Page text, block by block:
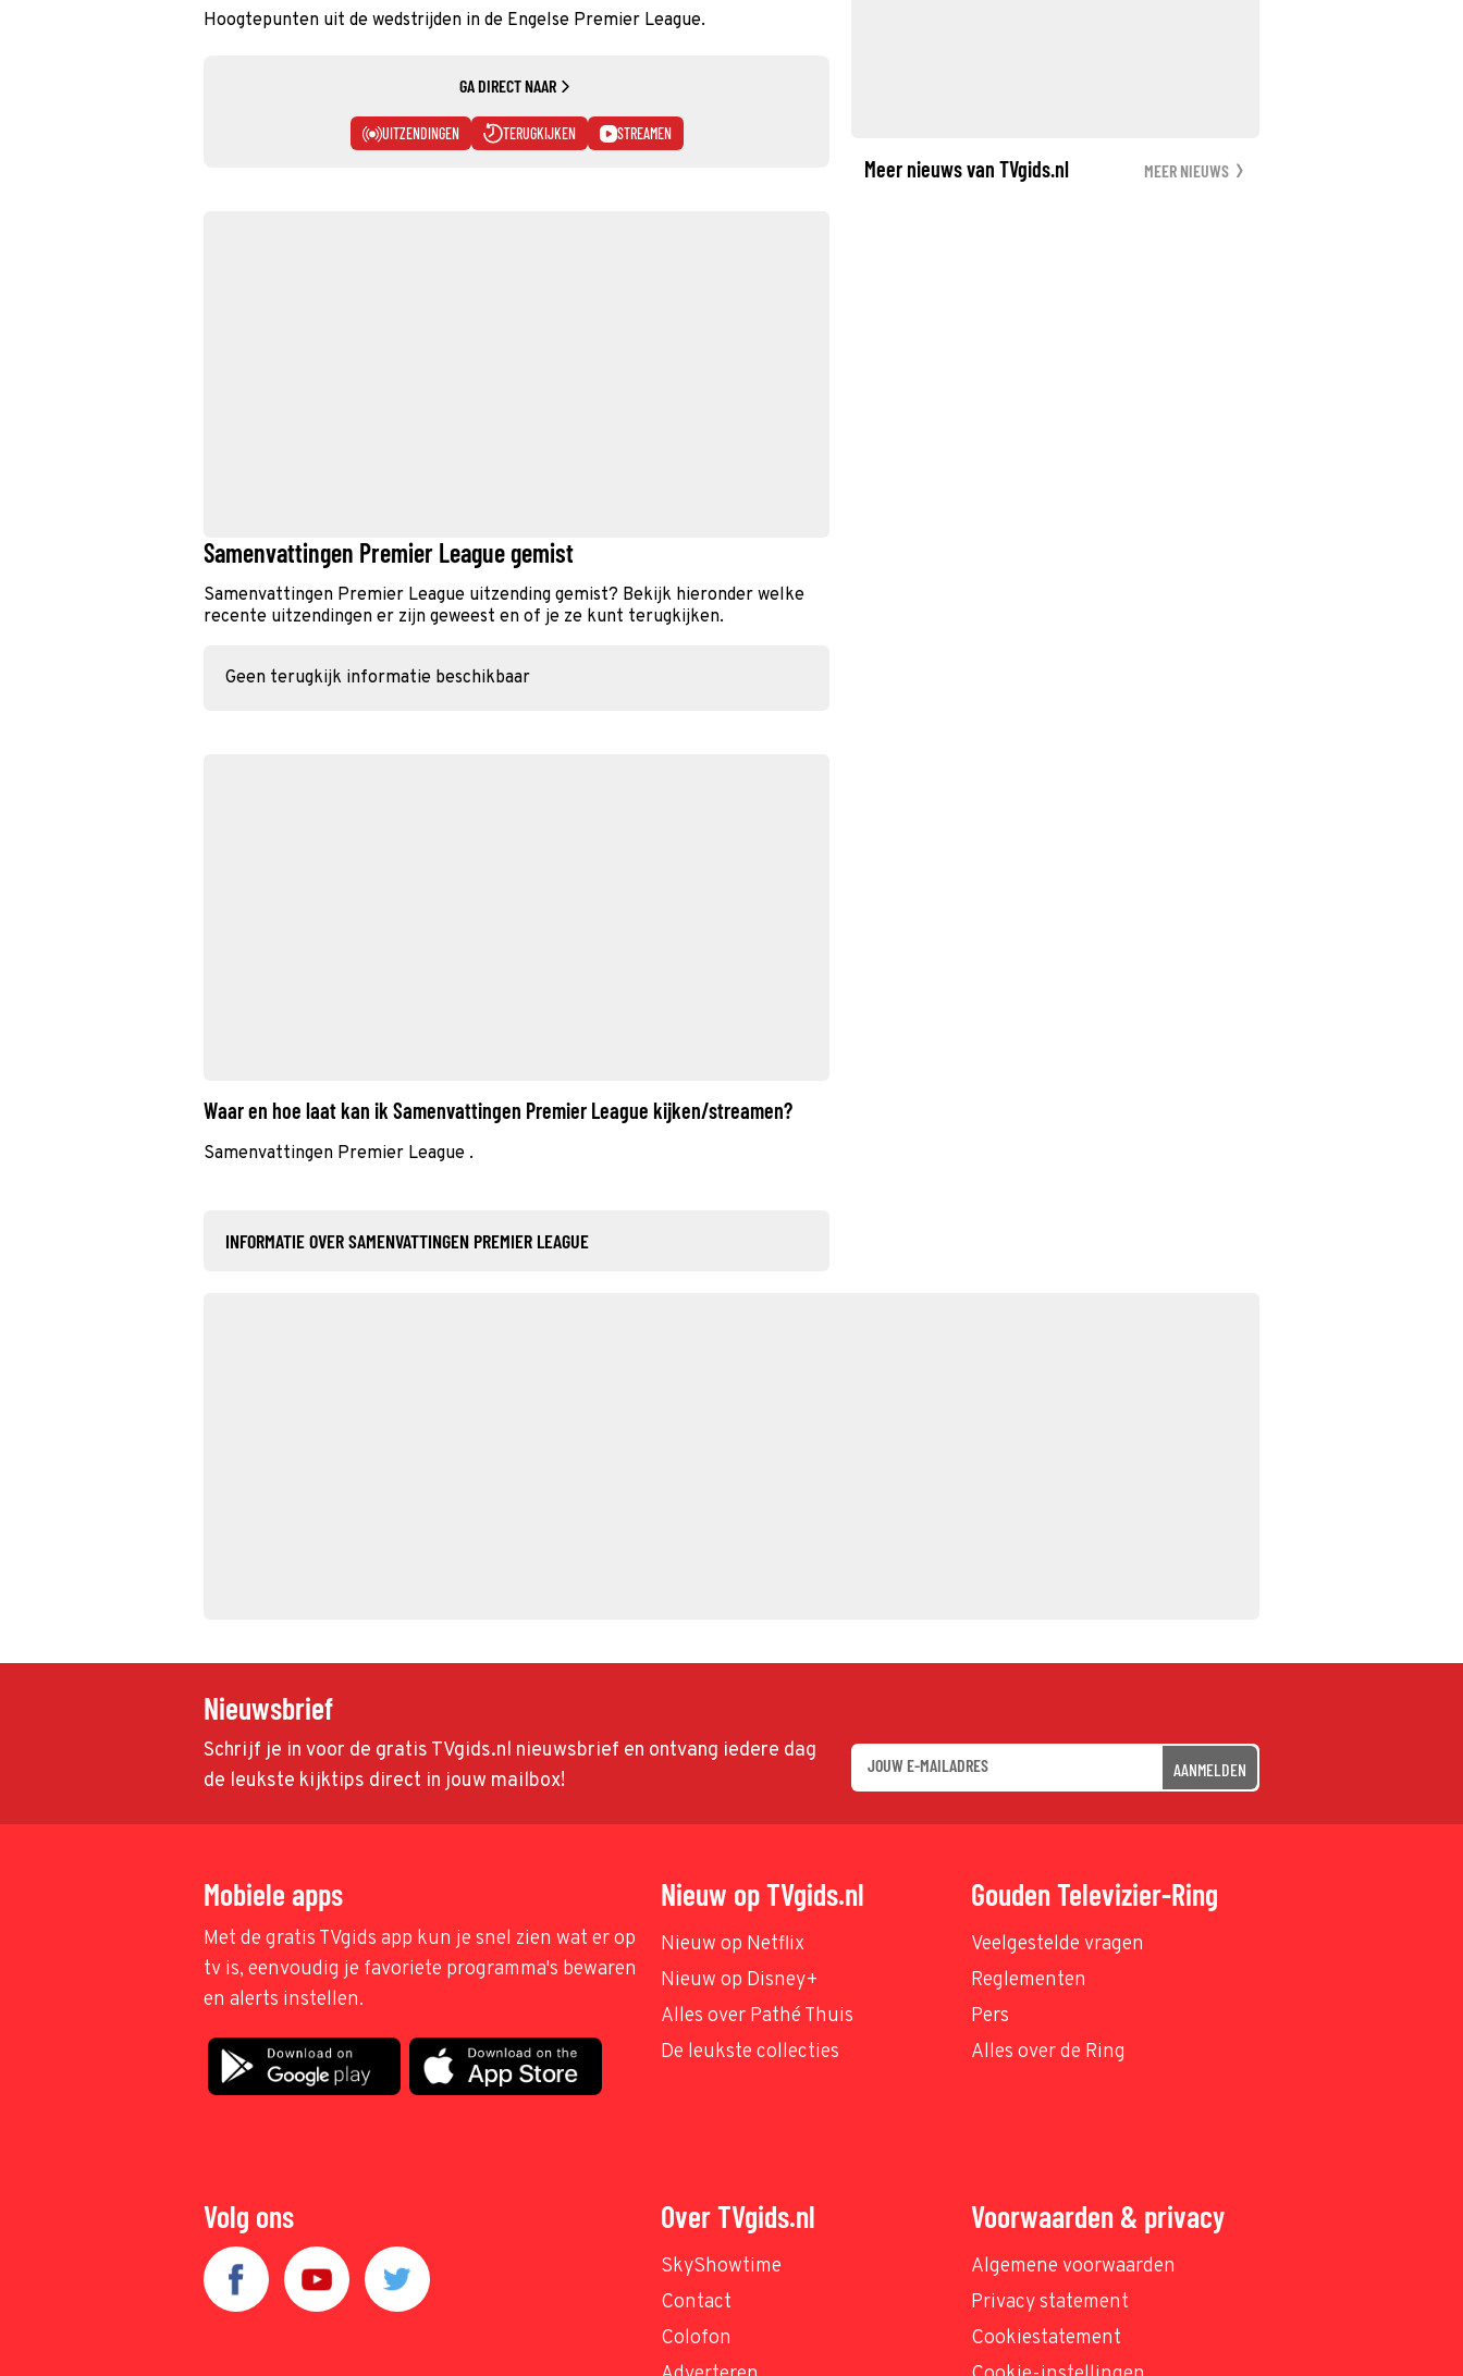
Hoogtepunten uit de wedstrijden in de Engelse Premier League.
GA DIRECT NAAR
UITZENDINGEN TERUGKIJKEN STREAMEN
Samenvattingen Premier League gemist
Samenvattingen Premier League uitzending gemist? Bekijk hieronder welke
recente uitzendingen er zijn geweest en of je ze kunt terugkijken.
Geen terugkijk informatie beschikbaar
Waar en hoe laat kan ik Samenvattingen Premier League kijken/streamen?
Samenvattingen Premier League .
INFORMATIE OVER SAMENVATTINGEN PREMIER LEAGUE
Meer nieuws van TVgids.nl MEER NIEUWS
Nieuwsbrief
Schrijf je in voor de gratis TVgids.nl nieuwsbrief en ontvang iedere dag
de leukste kijktips direct in jouw mailbox!
AANMELDEN
Mobiele apps
Met de gratis TVgids app kun je snel zien wat er op
tv is, eenvoudig je favoriete programma's bewaren
en alerts instellen.
Nieuw op TVgids.nl
Nieuw op Netflix
Nieuw op Disney+
Alles over Pathé Thuis
De leukste collecties
Gouden Televizier-Ring
Veelgestelde vragen
Reglementen
Pers
Alles over de Ring
Volg ons Over TVgids.nl
SkyShowtime
Contact
Colofon
Voorwaarden & privacy
Algemene voorwaarden
Privacy statement
Cookiestatement